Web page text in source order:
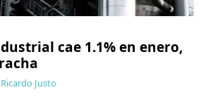
cae 1.1% en enero,
Ricardo Justo